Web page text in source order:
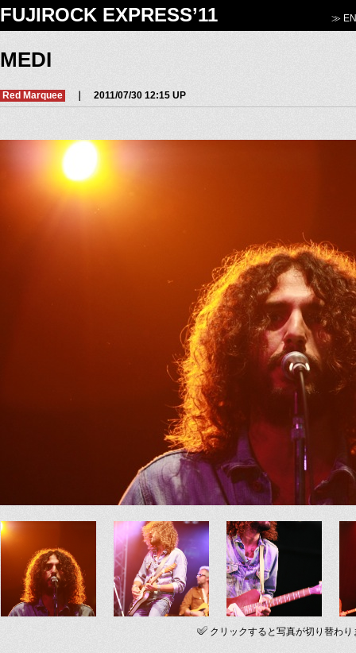
FUJIROCK EXPRESS’11 ≫
MEDI
Red Marquee ｜ 2011/07/30 12:15 UP
クリックすると写真が切り替わり